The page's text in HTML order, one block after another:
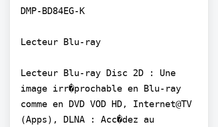
DMP-BD84EG-K
Lecteur Blu-ray
Lecteur Blu-ray Disc 2D : Une
image irr�prochable en Blu-ray
comme en DVD VOD HD, Internet@TV
(Apps), DLNA : Acc�dez au